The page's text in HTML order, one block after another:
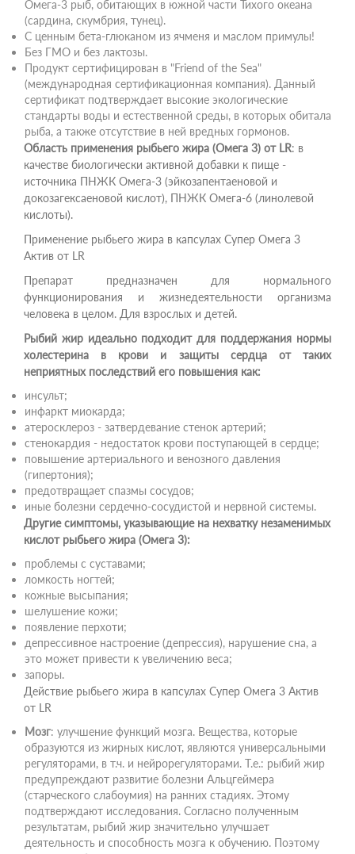
Омега-3 рыб, обитающих в южной части Тихого океана
(сардина, скумбрия, тунец).
С ценным бета-глюканом из ячменя и маслом примулы!
Без ГМО и без лактозы.
Продукт сертифицирован в "Friend of the Sea"
(международная сертификационная компания). Данный
сертификат подтверждает высокие экологические
стандарты воды и естественной среды, в которых обитала
рыба, а также отсутствие в ней вредных гормонов.
Область применения рыбьего жира (Омега 3) от LR: в
качестве биологически активной добавки к пище -
источника ПНЖК Омега-3 (эйкозапентаеновой и
докозагексаеновой кислот), ПНЖК Омега-6 (линолевой
кислоты).
Применение рыбьего жира в капсулах Супер Омега 3
Актив от LR
Препарат предназначен для нормального
функционирования и жизнедеятельности организма
человека в целом. Для взрослых и детей.
Рыбий жир идеально подходит для поддержания нормы
холестерина в крови и защиты сердца от таких
неприятных последствий его повышения как:
инсульт;
инфаркт миокарда;
атеросклероз - затвердевание стенок артерий;
стенокардия - недостаток крови поступающей в сердце;
повышение артериального и венозного давления
(гипертония);
предотвращает спазмы сосудов;
иные болезни сердечно-сосудистой и нервной системы.
Другие симптомы, указывающие на нехватку незаменимых
кислот рыбьего жира (Омега 3):
проблемы с суставами;
ломкость ногтей;
кожные высыпания;
шелушение кожи;
появление перхоти;
депрессивное настроение (депрессия), нарушение сна, а
это может привести к увеличению веса;
запоры.
Действие рыбьего жира в капсулах Супер Омега 3 Актив
от LR
Мозг: улучшение функций мозга. Вещества, которые
образуются из жирных кислот, являются универсальными
регуляторами, в т.ч. и нейрорегуляторами. Т.е.: рыбий жир
предупреждают развитие болезни Альцгеймера
(старческого слабоумия) на ранних стадиях. Этому
подтверждают исследования. Согласно полученным
результатам, рыбий жир значительно улучшает
деятельность и способность мозга к обучению. Поэтому